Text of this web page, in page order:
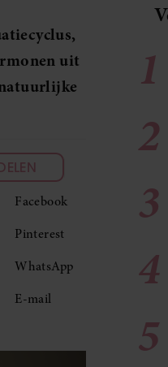
uit
Facebook
Pinterest
WhatsApp
E-mail
1
2
3
4
5